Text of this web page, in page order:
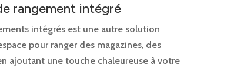
rangement intégré
intégrés est une autre solution
pour ranger des magazines, des
ajoutant une touche chaleureuse à votre